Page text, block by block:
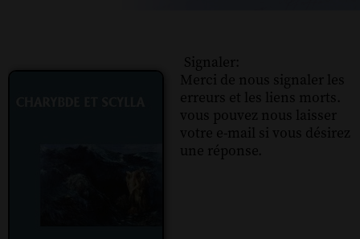
Signaler:
Merci de nous signaler les
erreurs et les liens morts.
vous pouvez nous laisser
votre e-mail si vous désirez
une réponse.